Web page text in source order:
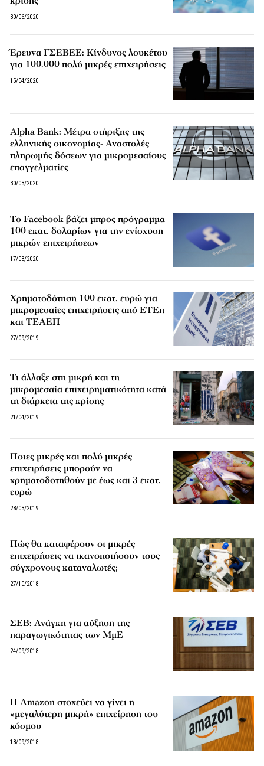
30/06/2020
Έρευνα ΓΣΕΒΕΕ: Κίνδυνος λουκέτου
για 100.000 πολύ μικρές επιχειρήσεις
15/04/2020
Alpha Bank: Μέτρα στήριξης της
ελληνικής οικονομίας- Αναστολές
πληρωμής δόσεων για μικρομεσαίους
επαγγελματίες
30/03/2020
Το Facebook βάζει μπρος πρόγραμμα
100 εκατ. δολαρίων για την ενίσχυση
μικρών επιχειρήσεων
17/03/2020
Χρηματοδότηση 100 εκατ. ευρώ για
μικρομεσαίες επιχειρήσεις από ΕΤΕπ
και ΤΕΑΕΠ
27/09/2019
Τι άλλαξε στη μικρή και τη
μικρομεσαία επιχειρηματικότητα κατά
τη διάρκεια της κρίσης
21/04/2019
Ποιες μικρές και πολύ μικρές
επιχειρήσεις μπορούν να
χρηματοδοτηθούν με έως και 3 εκατ.
ευρώ
28/03/2019
Πώς θα καταφέρουν οι μικρές
επιχειρήσεις να ικανοποιήσουν τους
σύγχρονους καταναλωτές;
27/10/2018
ΣΕΒ: Ανάγκη για αύξηση της
παραγωγικότητας των ΜμΕ
24/09/2018
Η Amazon στοχεύει να γίνει η
«μεγαλύτερη μικρή» επιχείρηση του
κόσμου
18/09/2018